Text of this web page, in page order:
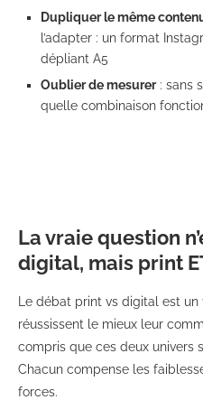
Dupliquer le même
l’adapter : un format
dépliant A5
Oublier de mesurer: sans
quelle combinaison
La vraie question
digital, mais print
Le débat print vs digital est
réussissent le mieux leur
compris que ces deux univers
Chacun compense les
forces.